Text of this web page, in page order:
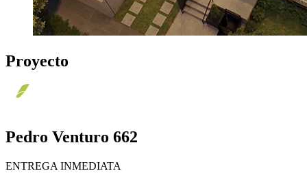
Proyecto
Pedro Venturo 662
ENTREGA INMEDIATA